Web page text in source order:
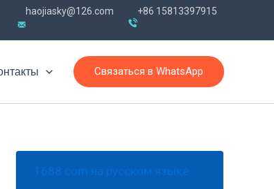
haojiasky@126.com +86 15813397915
Связаться в WhatsApp
1688.com на русском языке